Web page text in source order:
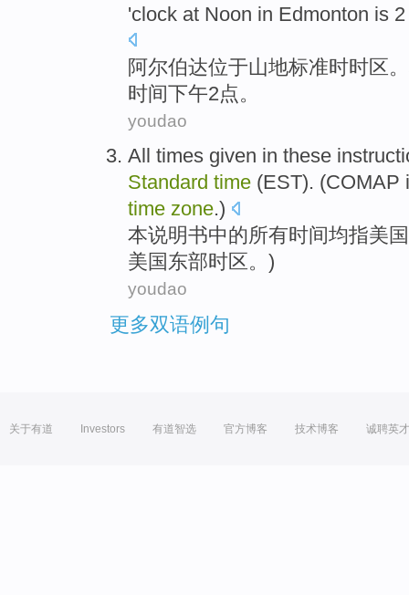
'clock at Noon in Edmonton is 2
阿尔伯达位于山地标准时时区。
时间下午2点。
youdao
All times given in these
Standard time (EST). (COMAP
time zone.)
本说明书中的所有时间均指美国
美国 东部时区 。)
youdao
更多双语例句
关于有道 Investors 有道智选 官方博客 技术博客 诚聘英才